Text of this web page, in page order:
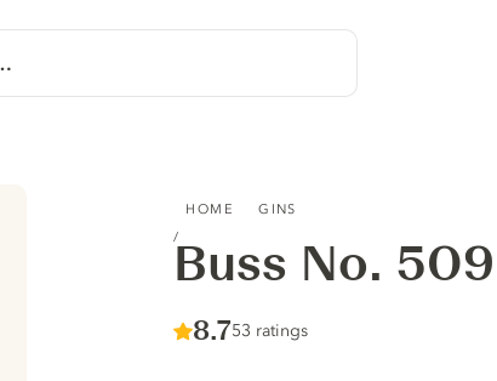
HOME GINS
Buss No.
Score :
8.7/ 10
53 ratings